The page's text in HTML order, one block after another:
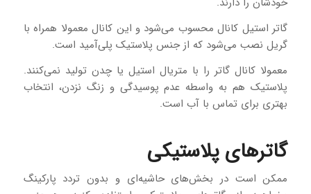
گاتر استیل کانال محسوب می‌شود و این کانال معمولا همراه با
گریل نصب می‌شود که از جنس پلاستیک پلی‌آمید است.
معمولا کانال گاتر را با متریال استیل یا چدن تولید نمی‌کنند.
پلاستیک هم به‌ واسطه عدم پوسیدگی و زنگ نزدن، انتخاب
بهتری برای تماس با آب است.
گاترهای پلاستیکی
ممکن است در بخش‌های حاشیه‌ای و بدون تردد پارکینگ